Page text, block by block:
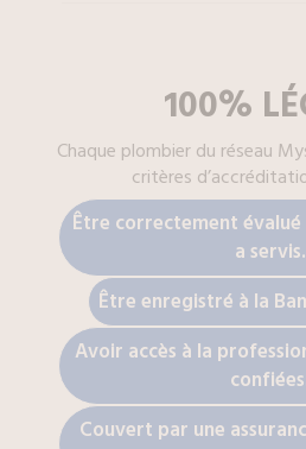
100%
Chaque plombier du réseau
critères
Être correctement évalué
a servis.
Être enregistré à la
Avoir accès à la
Couvert par une